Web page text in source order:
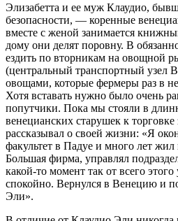
Элизабетта и ее муж Клаудио,
безопасности, — коренные
вместе с женой занимается
дому они делят поровну. В
ездить по вторникам на овощной
(центральный транспортный узел
овощами, которые фермеры раз в
Хотя вставать нужно было очень
попутчики. Пока мы стояли в
венецианских старушек к
рассказывал о своей жизни: «Я
факультет в Падуе и много лет
Большая фирма, управлял
какой-то момент так от всего
спокойно. Вернулся в Венецию и
Эли».